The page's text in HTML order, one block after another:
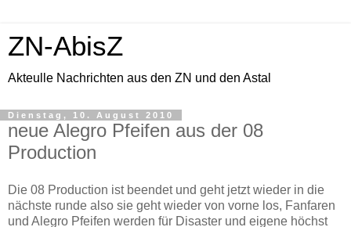
ZN-AbisZ
Akteulle Nachrichten aus den ZN und den Astal
Dienstag, 10. August 2010
neue Alegro Pfeifen aus der 08
Production
Die 08 Production ist beendet und geht jetzt wieder in die
nächste runde also sie geht wieder von vorne los, Fanfaren
und Alegro Pfeifen werden für Disaster und eigene höchst